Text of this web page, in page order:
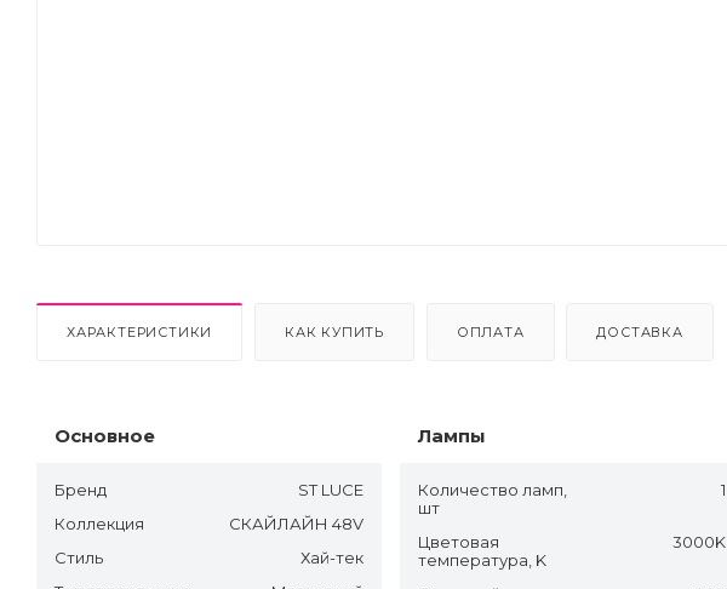
ХАРАКТЕРИСТИКИ КАК КУПИТЬ ОПЛАТА ДОСТАВКА
Основное
Бренд
ST LUCE
Коллекция
СКАЙЛАЙН 48V
Стиль
Хай-тек
Лампы
Количество ламп,
шт
1
Цветовая
температура, K
3000K